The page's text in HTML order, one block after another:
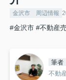
金沢市 周辺情報
#金沢市 #不動産
筆者
不動